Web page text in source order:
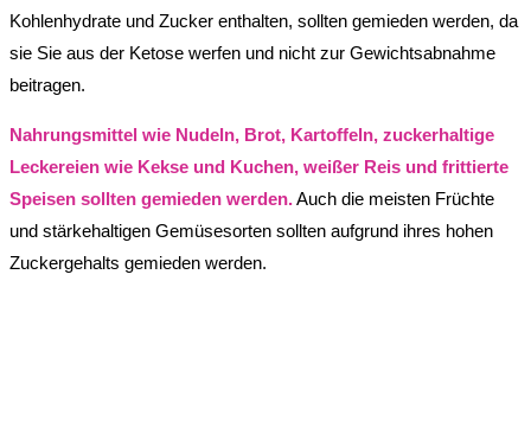
Kohlenhydrate und Zucker enthalten, sollten gemieden werden, da
sie Sie aus der Ketose werfen und nicht zur Gewichtsabnahme
beitragen.
Nahrungsmittel wie Nudeln, Brot, Kartoffeln, zuckerhaltige
Leckereien wie Kekse und Kuchen, weißer Reis und frittierte
Speisen sollten gemieden werden.Auch die meisten Früchte
und stärkehaltigen Gemüsesorten sollten aufgrund ihres hohen
Zuckergehalts gemieden werden.